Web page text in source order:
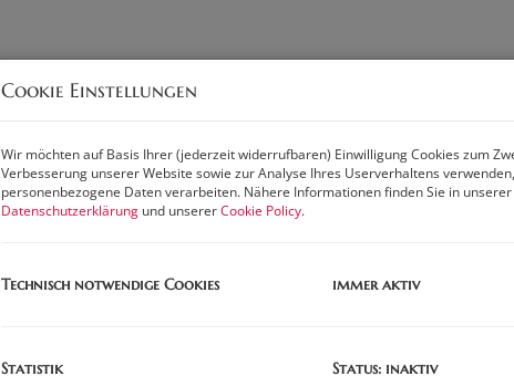
Cookie Einstellungen
Wir möchten auf Basis Ihrer (jederzeit widerrufbaren) Einwilligung Cookies zum
Verbesserung unserer Website sowie zur Analyse Ihres Userverhaltens
personenbezogene Daten verarbeiten. Nähere Informationen finden Sie in unserer
Datenschutzerklärung und unsererCookie Policy.
Technisch notwendige Cookies immer aktiv
Statistik Status: inaktiv